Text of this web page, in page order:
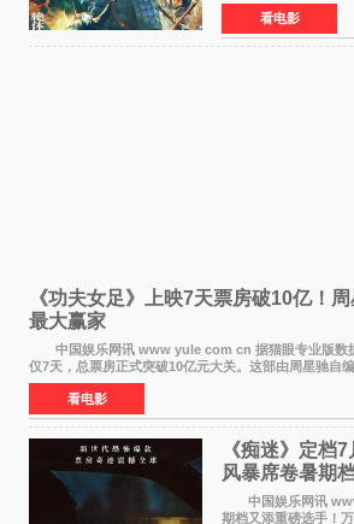
的历史动作片，改编
续讲述信和漂
看电影
《功夫女足》上映7天票房破10亿！
最大赢家
中国娱乐网讯 www yule com cn 据猫眼专业版数
仅7天，总票房正式突破10亿元大关。这部由周星驰自
日公映以来便展现出惊人的市场统治力。
看电影
《痴迷》定档
风暴席卷暑期
中国娱乐网讯
期档又添重磅选手！